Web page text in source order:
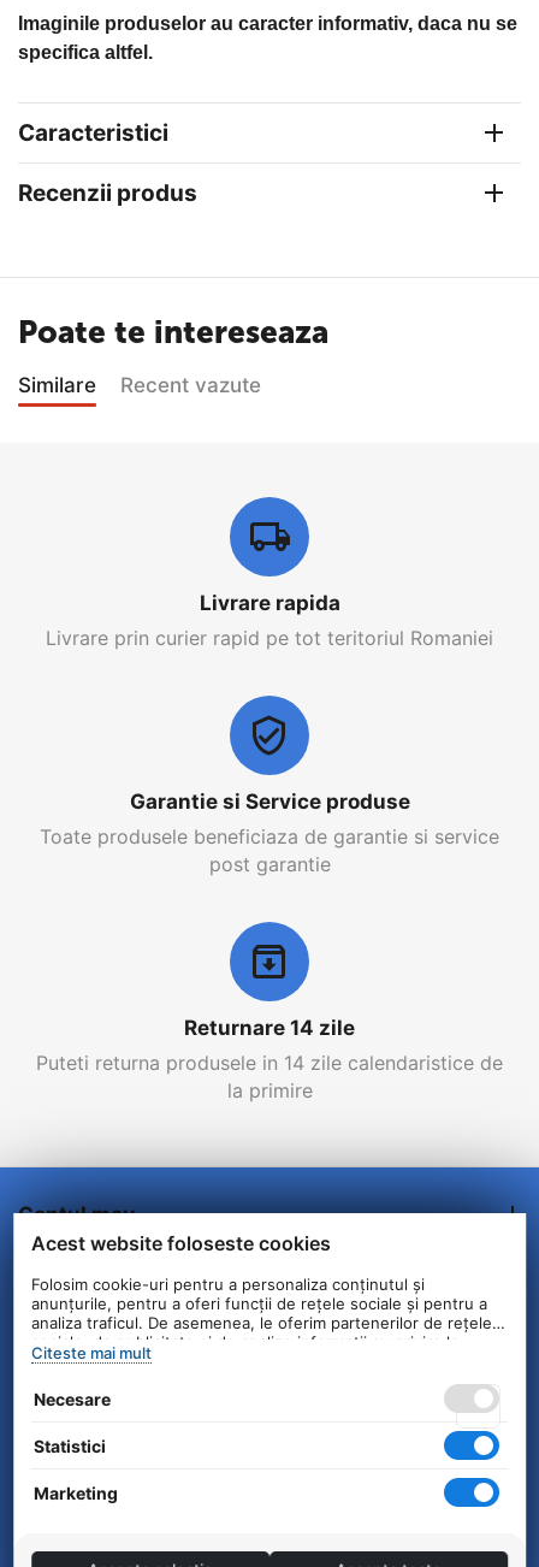
Imaginile produselor au caracter informativ, daca nu se
specifica altfel.
Caracteristici
Recenzii produs
Poate te intereseaza
Similare Recent vazute
Livrare rapida
Livrare prin curier rapid pe tot teritoriul Romaniei
Garantie si Service produse
Toate produsele beneficiaza de garantie si service
post garantie
Returnare 14 zile
Puteti returna produsele in 14 zile calendaristice de
la primire
Contul meu
Comenzi/Livrare
Informatii clienti
Contact
© 2004 - 2026 Unick International. Instalat si
Configurat —
Acest website foloseste cookies
Folosim cookie-uri pentru a personaliza conținutul și
anunțurile, pentru a oferi funcții de rețele sociale și pentru a
analiza traficul. De asemenea, le oferim partenerilor de rețele
sociale, de publicitate și de analize informații cu privire la
modul în care folosiți site-ul nostru. Aceștia le pot combina cu
serviciilor lor.
Citeste mai mult
Necesare
Statistici
Marketing